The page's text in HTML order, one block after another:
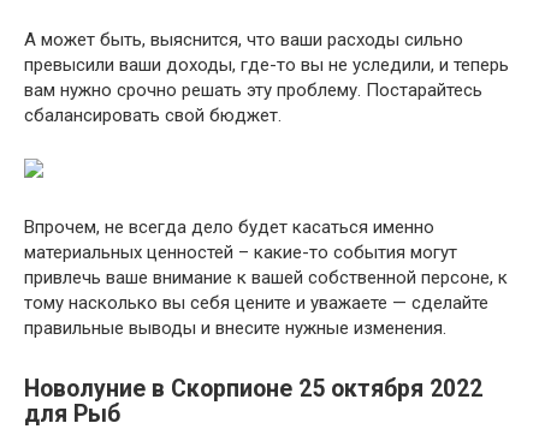
А может быть, выяснится, что ваши расходы сильно
превысили ваши доходы, где-то вы не уследили, и теперь
вам нужно срочно решать эту проблему. Постарайтесь
сбалансировать свой бюджет.
Впрочем, не всегда дело будет касаться именно
материальных ценностей – какие-то события могут
привлечь ваше внимание к вашей собственной персоне, к
тому насколько вы себя цените и уважаете — сделайте
правильные выводы и внесите нужные изменения.
Новолуние в Скорпионе 25 октября 2022
для Рыб